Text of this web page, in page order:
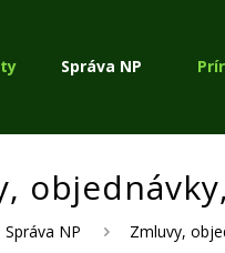
Správa NP
Správa NP Zmluvy,